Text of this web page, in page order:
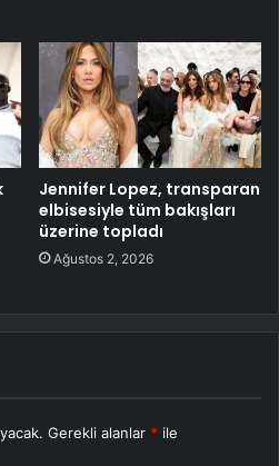
Jennifer Lopez, transparan
elbisesiyle tüm bakışları
üzerine topladı
Ağustos 2, 2026
Gerekli alanlar * ile